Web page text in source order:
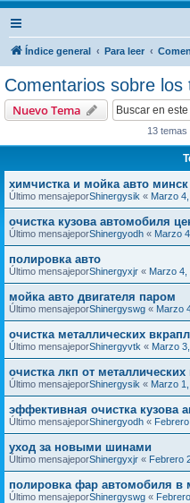
Índice general Para leer
Comentarios sobre
Nuevo Tema
13 temas
химчистка и мойка авто минск
Último mensajeporShinergysik « Marzo
очистка кузова автомобиля
Último mensajeporShinergyodh « Marzo
полировка авто
Último mensajeporShinergyxjr « Marzo 4,
мойка авто двигателя паром
Último mensajeporShinergyswg « Marzo
очистка металлических
Último mensajeporShinergyvtk « Marzo
очистка лкп от
Último mensajeporShinergysik « Marzo
эффективная очистка кузова
Último mensajeporShinergyodh «
уход за новыми шинами
Último mensajeporShinergyxjr « Febrero
полировка фар автомобиля в
Último mensajeporShinergyswg «